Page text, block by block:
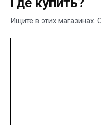
Ищите в этих магазинах.